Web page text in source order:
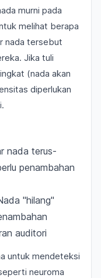
murni pada
melihat berapa
nada tersebut
Jika tuli
(nada akan
diperlukan
nada terus-
penambahan
"hilang"
auditori
untuk mendeteksi
neuroma